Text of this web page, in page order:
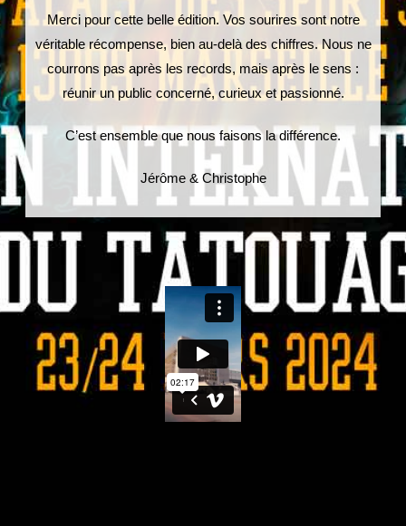
Merci pour cette belle édition. Vos sourires sont notre
véritable récompense, bien au-delà des chiffres. Nous ne
courrons pas après les records, mais après le sens :
réunir un public concerné, curieux et passionné.
C’est ensemble que nous faisons la différence.
Jérôme & Christophe